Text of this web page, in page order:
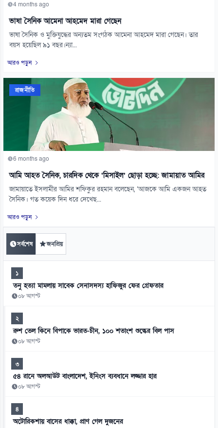
4 months ago
ভাষা সৈনিক আমেনা আহমেদ মারা গেছেন
ভাষা সৈনিক ও মুক্তিযুদ্ধের অন্যতম সংগঠক আমেনা আহমেদ মারা গেছেন। তার
বয়স হয়েছিল ৯১ বছর।ন্যা...
আরও পড়ুন
রাজনীতি
6 months ago
আমি আহত সৈনিক, চারদিক থেকে ‘মিসাইল’ ছোড়া হচ্ছে: জামায়াত আমির
জামায়াতে ইসলামীর আমির শফিকুর রহমান বলেছেন, ‘আজকে আমি একজন আহত
সৈনিক। গত কয়েক দিন ধরে দেখেছ...
আরও পড়ুন
সর্বশেষ জনপ্রিয়
১
তনু হত্যা মামলায় সাবেক সেনাসদস্য হাফিজুর ফের গ্রেফতার
০৮ আগস্ট
২
রুশ তেল কিনে বিপাকে ভারত-চীন, ১০০ শতাংশ শুল্কের বিল পাস
০৮ আগস্ট
৩
৫৪ রানে অলআউট বাংলাদেশ, ইনিংস ব্যবধানে লজ্জার হার
০৮ আগস্ট
৪
অটোরিকশায় বাসের ধাক্কা, প্রাণ গেল দুজনের